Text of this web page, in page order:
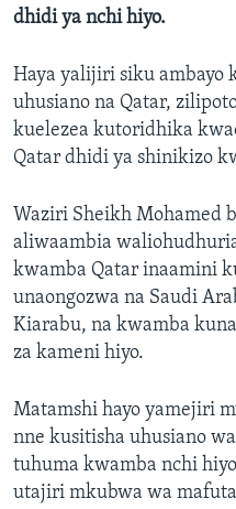
dhidi ya nchi hiyo.
Haya yalijiri siku ambayo
uhusiano na Qatar,
kuelezea kutoridhika
Qatar dhidi ya shinikizo
Waziri Sheikh Mohamed
aliwaambia
kwamba Qatar inaamini
unaongozwa na Saudi
Kiarabu, na kwamba
za kameni hiyo.
Matamshi hayo yamejiri
nne kusitisha uhusiano
tuhuma kwamba nchi
utajiri mkubwa wa